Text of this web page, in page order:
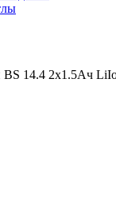
14.4 2х1.5Ач